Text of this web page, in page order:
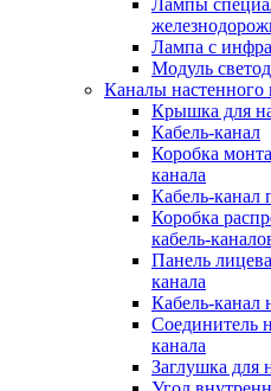
Лампы
Лампа с
Модуль
Каналы настенного
Крышка для
Кабель-канал
Коробка
канала
Кабель-канал
Коробка
кабель-
Панель
канала
Кабель-канал
Соединитель
канала
Заглушка для